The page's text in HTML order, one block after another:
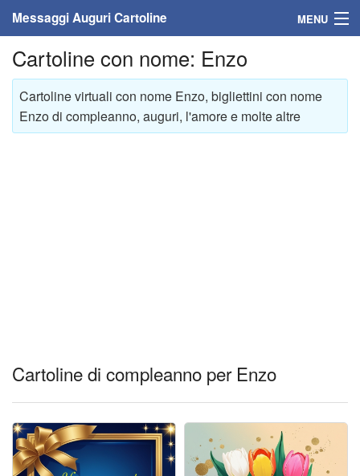
Messaggi Auguri Cartoline MENU
Home
Messaggi
Cartoline
Cartoline giorni settimana
Cartoline musicali
Cartoline animate
Cartoline con nome: Enzo
Cartoline virtuali con nome Enzo, bigliettini con nome
Enzo di compleanno, auguri, l'amore e molte altre
Cartoline di compleanno per Enzo